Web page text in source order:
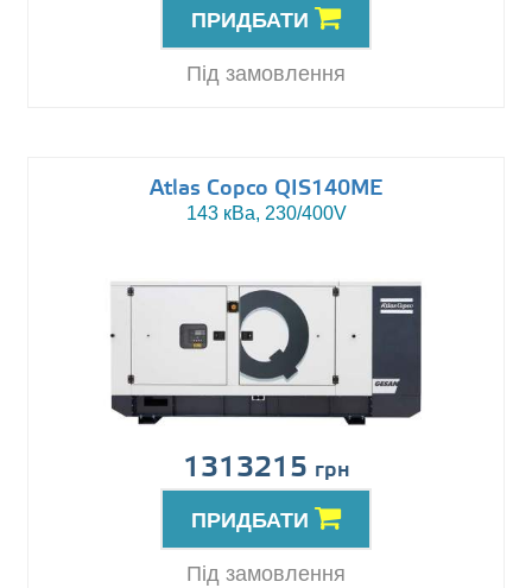
ПРИДБАТИ
Під замовлення
Atlas Copco QIS140ME
143 кВа, 230/400V
1313215 грн
ПРИДБАТИ
Під замовлення